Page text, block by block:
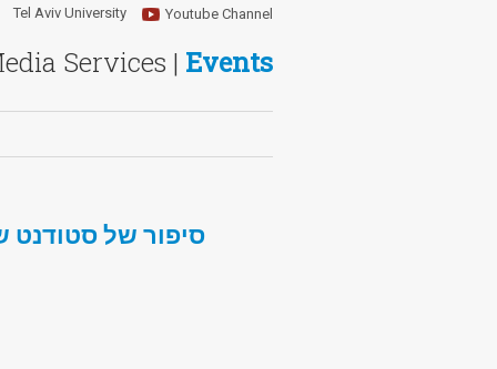
Services | Events
Youtube Channel
Tel Aviv University
סיפור של